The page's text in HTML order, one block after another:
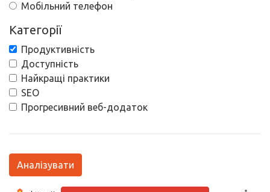
Мобільний телефон
Категорії
Продуктивність
Доступність
Найкращі практики
SEO
Прогресивний веб-додаток
Аналізувати